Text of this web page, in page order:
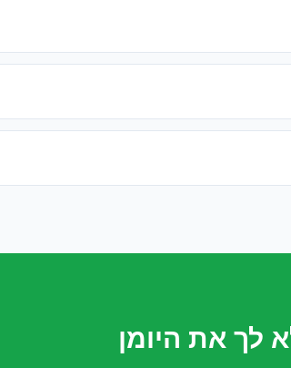
לך את היומן